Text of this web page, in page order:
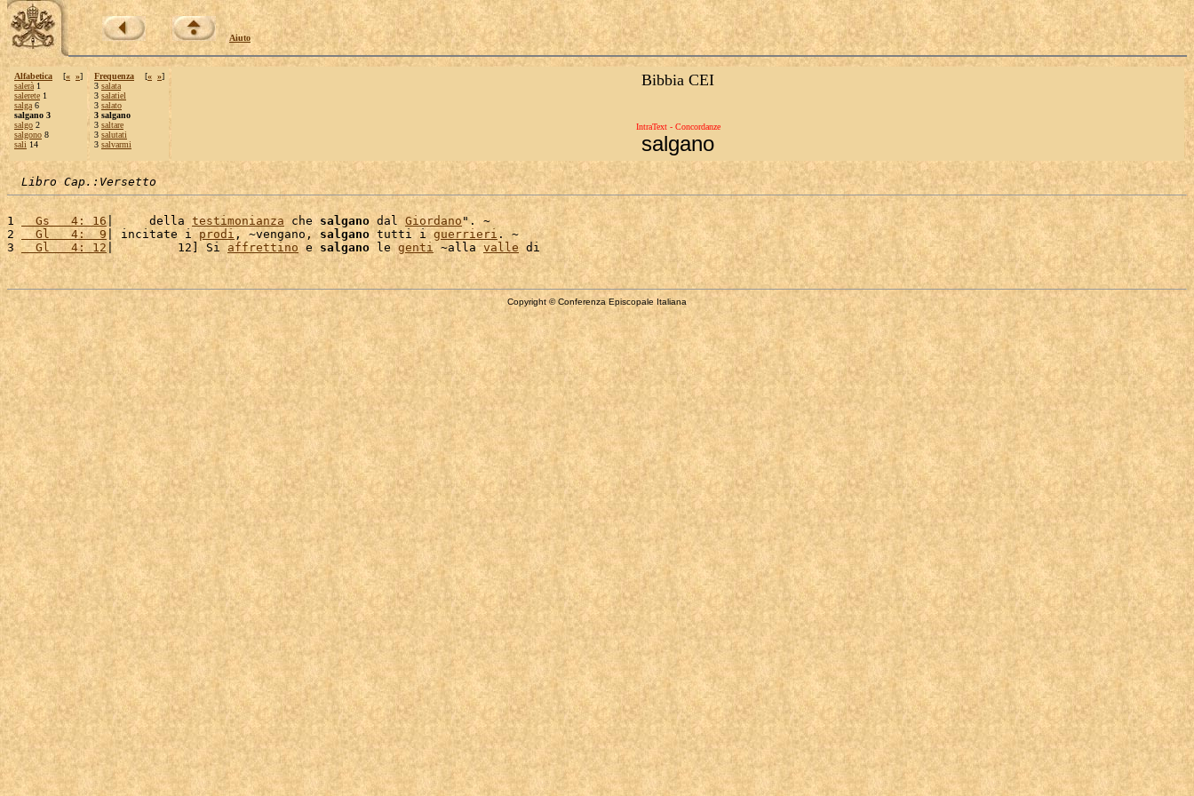
Aiuto
Alfabetica [« »]
salerà 1
salerete 1
salga 6
salgano 3
salgo 2
salgono 8
sali 14
Frequenza [« »]
3 salata
3 salatiel
3 salato
3 salgano
3 saltare
3 salutati
3 salvarmi
Bibbia CEI
IntraText - Concordanze
salgano
Libro Cap.:Versetto
1
  Gs   4: 16
|     della testimonianza che salgano dal Giordano ". ~
2
  Gl   4:  9
| incitate i prodi , ~vengano, salgano tutti i guerrieri . ~
3
  Gl   4: 12
|         12] Si affrettino e salgano le genti ~alla valle
Copyright © Conferenza Episcopale Italiana